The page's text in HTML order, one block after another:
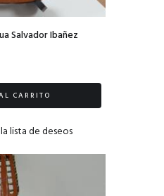
Salvador Ibañez
CARRITO
lista de deseos